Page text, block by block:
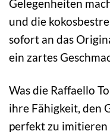
Gelegenheiten
und die
sofort an das
ein zartes
Was die Raffaello
ihre Fähigkeit, den
perfekt zu